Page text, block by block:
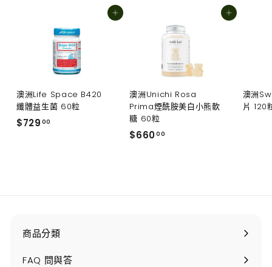
加入購物車
澳洲Life Space B420
纖體益生菌 60粒
$729 00
0
加入購物車
澳洲Unichi Rosa
Prima煙酰胺美白小熊軟
糖 60粒
$66000
.
澳洲
片 120
商品分類
打
開
FAQ 問與答